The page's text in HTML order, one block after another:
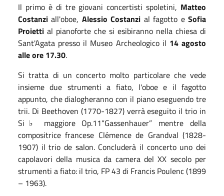
Il primo è di tre giovani concertisti spoletini, Matteo
Costanzi all'oboe, Alessio Costanzi al fagotto eSofia
Proietti al pianoforte che si esibiranno nella chiesa di
Sant'Agata presso il Museo Archeologico il 14 agosto
alle ore 17.30.
Si tratta di un concerto molto particolare che vede
insieme due strumenti a fiato, l'oboe e il fagotto
appunto, che dialogheranno con il piano eseguendo tre
trii. Di Beethoven (1770-1827) verrà eseguito il trio in
Si♭ maggiore Op.11“Gassenhauer” mentre della
compositrice francese Clémence de Grandval (1828-
1907) il trio de salon. Concluderà il concerto uno dei
capolavori della musica da camera del XX secolo per
strumenti a fiato: il trio, FP 43 di Francis Poulenc (1899
– 1963).